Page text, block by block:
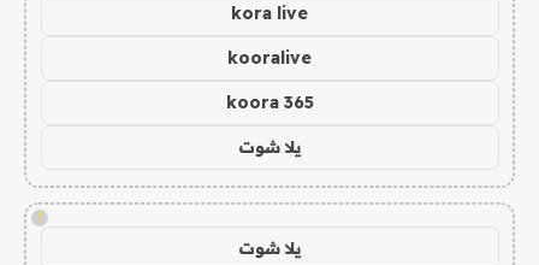
kora live
kooralive
koora 365
يلا شوت
!
يلا شوت